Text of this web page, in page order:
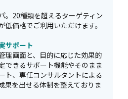
。20種類を超えるターゲティン
低価格でご利用いただけます。
サポート
理画面と、目的に応じた効果的
できるサポート機能やそのまま
ト、専任コンサルタントによる
果を出せる体制を整えておりま